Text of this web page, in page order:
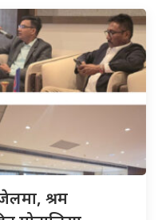
श्रम